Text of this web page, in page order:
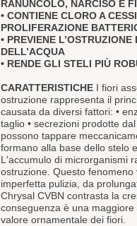
RANUNCOLO, NARCISO E
• CONTIENE CLORO A
PROLIFERAZIONE
• PREVIENE
DELL’ACQUA
• RENDE GLI STELI PIÙ
CARATTERISTICHE I fiori
ostruzione rappresenta il
causata da diversi fattori: •
taglio • secrezioni prodotte
possono tappare
formano alla base dello stelo
L'accumulo di microrganismi
ostruzione. Questo
imperfetta pulizia, da
Chrysal CVBN contrasta la
conseguenza è una
valore ornamentale dei fiori.